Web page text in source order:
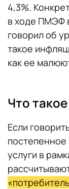
4,3%.
в ходе ПМЭФ
говорил об
такое
как ее
Что
Если
услуги в